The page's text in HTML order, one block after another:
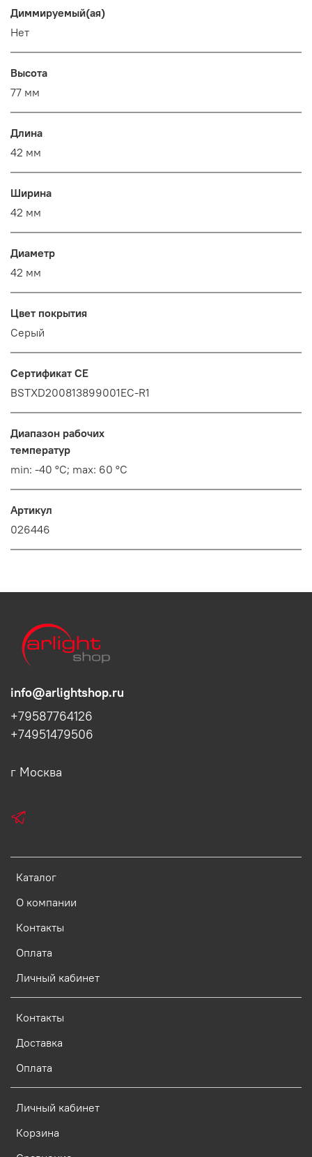
Диммируемый(ая)
Нет
Высота
77 мм
Длина
42 мм
Ширина
42 мм
Диаметр
42 мм
Цвет покрытия
Серый
Сертификат CE
BSTXD200813899001EC-R1
Диапазон рабочих
температур
min: -40 °C; max: 60 °C
Артикул
026446
Каталог
О компании
Контакты
Оплата
Личный кабинет
Контакты
Доставка
Оплата
Личный кабинет
Корзина
info@arlightshop.ru
+79587764126
+74951479506
г Москва